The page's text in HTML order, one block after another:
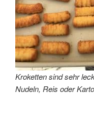
Kroketten sind sehr
Nudeln, Reis oder